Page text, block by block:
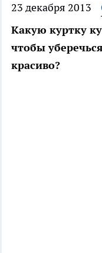
23 декабря 2013
Какую куртку
чтобы
красиво?